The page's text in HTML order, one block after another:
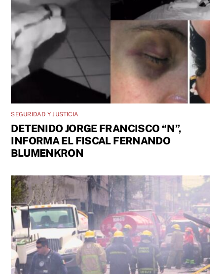
SEGURIDAD Y JUSTICIA
DETENIDO JORGE FRANCISCO “N”,
INFORMA EL FISCAL FERNANDO
BLUMENKRON